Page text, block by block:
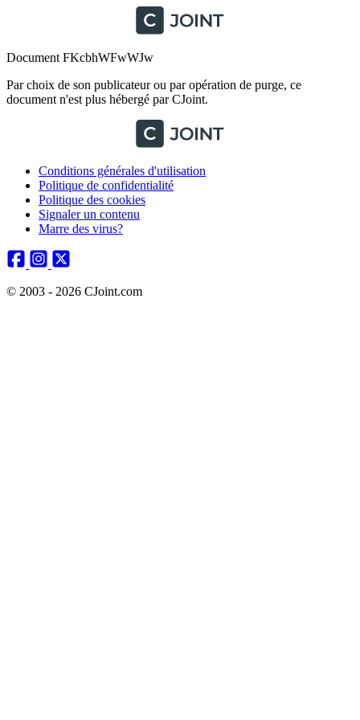
Document FKcbhWFwWJw
Par choix de son publicateur ou par opération de purge, ce
document n'est plus hébergé par CJoint.
Conditions générales d'utilisation
Politique de confidentialité
Politique des cookies
Signaler un contenu
Marre des virus?
© 2003 - 2026 CJoint.com